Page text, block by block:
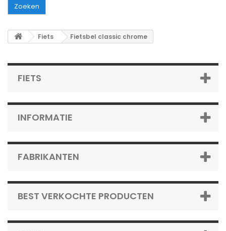
Zoeken
Fiets Fietsbel classic chrome
FIETS
INFORMATIE
FABRIKANTEN
BEST VERKOCHTE PRODUCTEN